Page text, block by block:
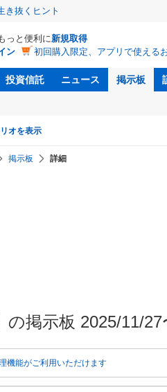
抜くヒント
っと便利に新規取得
ン
初回購入限定、アプリで使える
投資信託 ニュース 掲示板
オを表示
掲示板 詳細
の掲示板 2025/11/27
機能がご利用いただけます